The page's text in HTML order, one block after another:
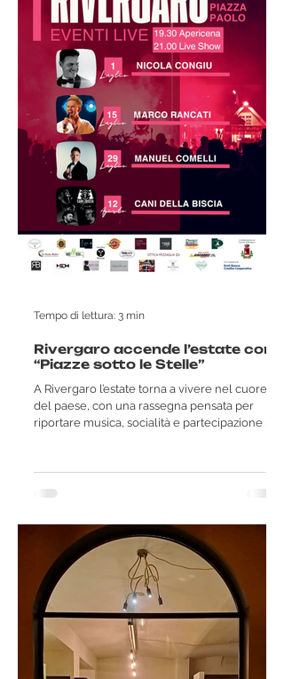
Rivergaro accende l’estate con
“Piazze sotto le Stelle”
A Rivergaro l’estate torna a vivere nel cuore
del paese, con una rassegna pensata per
riportare musica, socialità e partecipazione in
promosso dall’associazione Le nostre radici
APS, con l’obiettivo di creare appuntamenti
valorizzazione del territorio. Non si tratta
soltanto di una serie di serate musicali, ma di
un vero progetto di comunità. La
Tempo di lettura: 3 min